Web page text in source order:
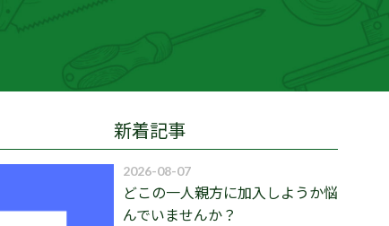
新着記事
2026-08-07
どこの一人親方に加入しようか悩
んでいませんか？